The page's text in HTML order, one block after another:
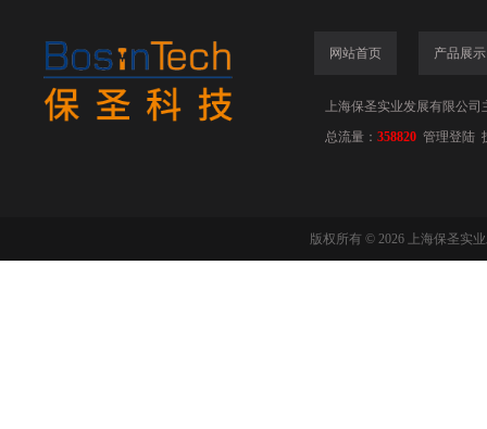
网站首页 产品展示
上海保圣实业发展有限公司
总流量： 358820 管理登陆
版权所有 © 2026 上海保圣实